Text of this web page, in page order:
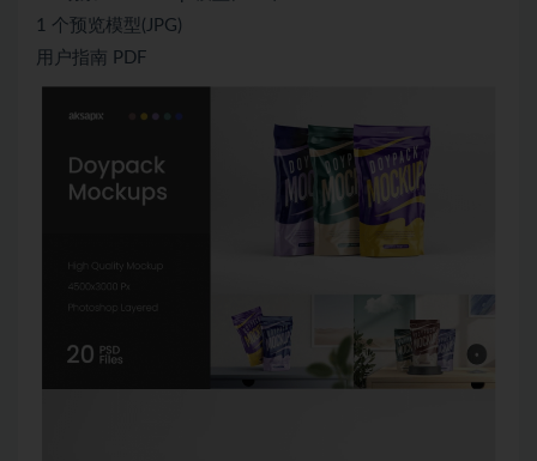
1 个预览模型(JPG)
用户指南 PDF